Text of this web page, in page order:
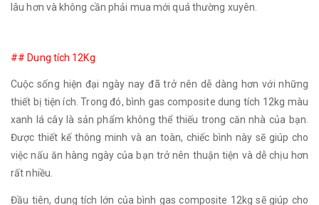
lâu hơn và không cần phải mua mới quá thường xuyên.
## Dung tích 12Kg
Cuộc sống hiện đại ngày nay đã trở nên dễ dàng hơn với những
thiết bị tiện ích. Trong đó, bình gas composite dung tích 12kg màu
xanh lá cây là sản phẩm không thể thiếu trong căn nhà của bạn.
Được thiết kế thông minh và an toàn, chiếc bình này sẽ giúp cho
việc nấu ăn hàng ngày của bạn trở nên thuận tiện và dễ chịu hơn
rất nhiều.
Đầu tiên, dung tích lớn của bình gas composite 12kg sẽ giúp cho